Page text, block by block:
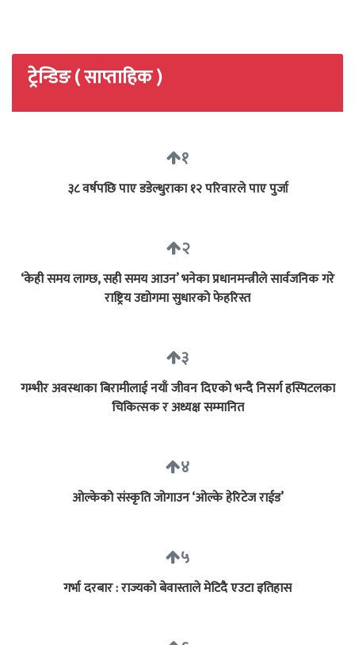
ट्रेन्डिङ ( साप्ताहिक )
१
३८ वर्षपछि पाए डडेल्धुराका १२ परिवारले पाए पुर्जा
२
‘केही समय लाग्छ, सही समय आउन’ भनेका प्रधानमन्त्रीले सार्वजनिक गरे
राष्ट्रिय उद्योगमा सुधारको फेहरिस्त
३
गम्भीर अवस्थाका बिरामीलाई नयाँ जीवन दिएको भन्दै निसर्ग हस्पिटलका
चिकित्सक र अध्यक्ष सम्मानित
४
ओल्केको संस्कृति जोगाउन ‘ओल्के हेरिटेज राईड’
५
गर्भा दरबार : राज्यको बेवास्ताले मेटिदै एउटा इतिहास